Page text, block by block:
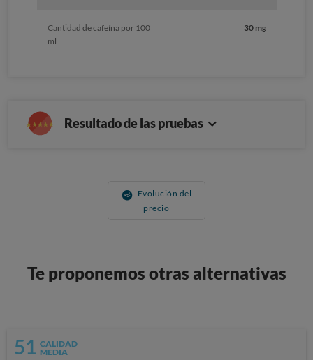
Cantidad de cafeína por 100
ml
30 mg
Resultado de las pruebas
Evolución del
precio
Te proponemos otras alternativas
51 CALIDAD
MEDIA